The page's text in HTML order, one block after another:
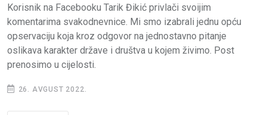
Korisnik na Facebooku Tarik Đikić privlači svoijim
komentarima svakodnevnice. Mi smo izabrali jednu opću
opservaciju koja kroz odgovor na jednostavno pitanje
oslikava karakter države i društva u kojem živimo. Post
prenosimo u cijelosti.
26. AVGUST 2022.